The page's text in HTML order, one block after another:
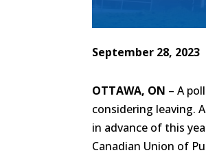
September 28, 2023
OTTAWA, ON – A
considering leaving.
in advance of this
Canadian Union of